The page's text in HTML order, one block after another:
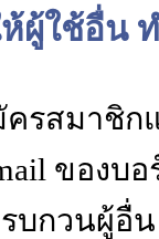
ผู้ใช้อื่น
รสมาชิก
ของ
รบกวนผู้อื่